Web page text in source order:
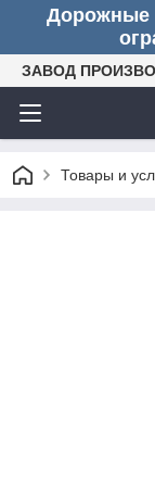
Дорожные
ЗАВОД
Товары и